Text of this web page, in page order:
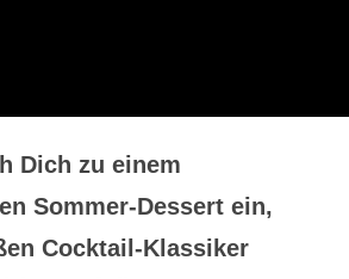
Dich zu einem
Sommer-Dessert ein,
Cocktail-Klassiker